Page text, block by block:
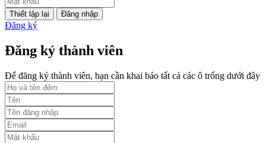
Lượt xem:2000 | lượt tải:1060
PL3-2164/UBND
Phụ lục 3 - Kèm theo quyết định số 2164
Lượt xem:2010 | lượt tải:1159
52/2019/QH14
Luật sửa đổi, bổ sung một số điều của luật cán bộ, công chức. luật
công chức
Đăng nhập
Đăng ký
Đăng ký thành viên
Để đăng ký thành viên, bạn cần khai báo tất cả các ô trống dưới đây